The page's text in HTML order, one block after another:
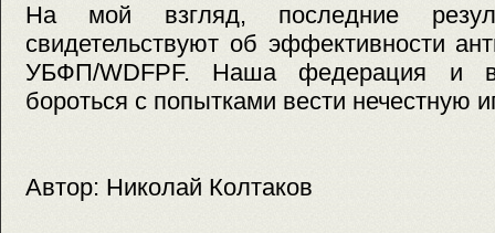
На мой взгляд, последние
свидетельствуют об эффективности
УБФП/WDFPF. Наша федерация и
бороться с попытками вести нечестную
Автор: Николай Колтаков